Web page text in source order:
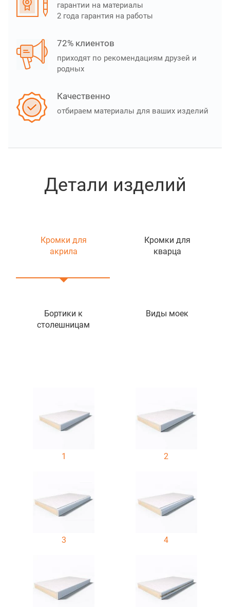
гарантии на материалы
2 года гарантия на работы
72% клиентов
приходят по рекомендациям друзей и
родных
Качественно
отбираем материалы для ваших изделий
Детали изделий
Кромки для
акрила
Кромки для
кварца
Бортики к
столешницам
Виды моек
1 2
3 4